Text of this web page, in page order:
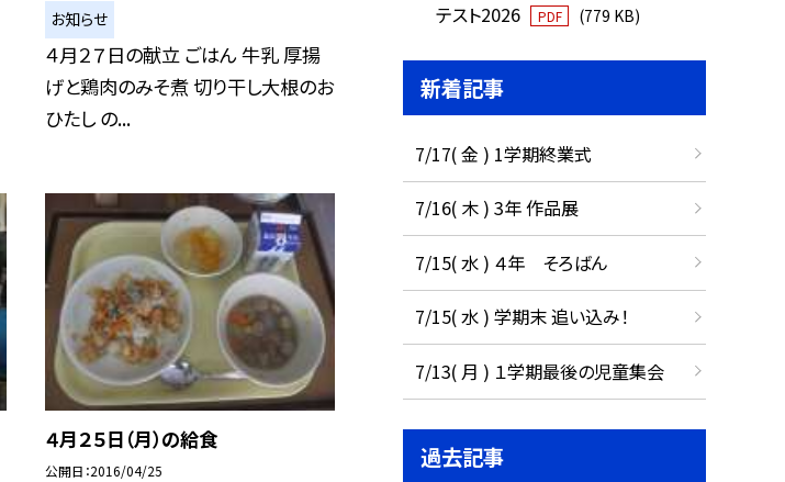
お知らせ
４月２７日の献立 ごはん 牛乳 厚揚
げと鶏肉のみそ煮 切り干し大根のお
ひたし の...
４月２５日（月）の給食
公開日 2016/04/25
テスト2026
PDF (779 KB)
新着記事
7/17( 金 ) 1学期終業式
7/16( 木 ) 3年 作品展
7/15( 水 ) ４年 そろばん
7/15( 水 ) 学期末 追い込み！
7/13( 月 ) １学期最後の児童集会
過去記事